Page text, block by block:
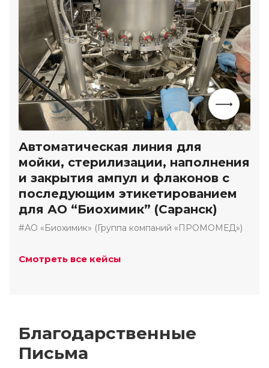
Автоматическая линия для
мойки, стерилизации, наполнения
и закрытия ампул и флаконов с
последующим этикетированием
для АО “Биохимик” (Саранск)
#АО «Биохимик» (Группа компаний «ПРОМОМЕД»)
Смотреть все кейсы
Благодарственные
Письма